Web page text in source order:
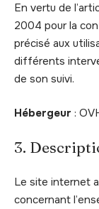
En vertu de
2004 pour la
précisé aux
différents
de son suivi.
Hébergeur :
3.
Le site internet
concernant